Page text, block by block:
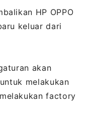
HP OPPO
keluar dari
akan
melakukan
factory